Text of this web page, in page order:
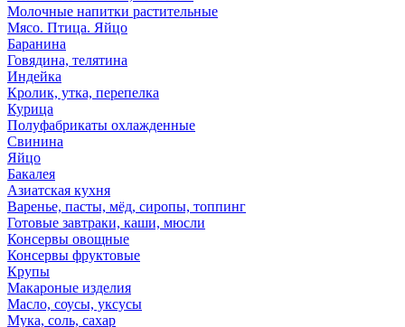
Молочные напитки растительные
Мясо. Птица. Яйцо
Баранина
Говядина, телятина
Индейка
Кролик, утка, перепелка
Курица
Полуфабрикаты охлажденные
Свинина
Яйцо
Бакалея
Азиатская кухня
Варенье, пасты, мёд, сиропы, топпинг
Готовые завтраки, каши, мюсли
Консервы овощные
Консервы фруктовые
Крупы
Макароные изделия
Масло, соусы, уксусы
Мука, соль, сахар